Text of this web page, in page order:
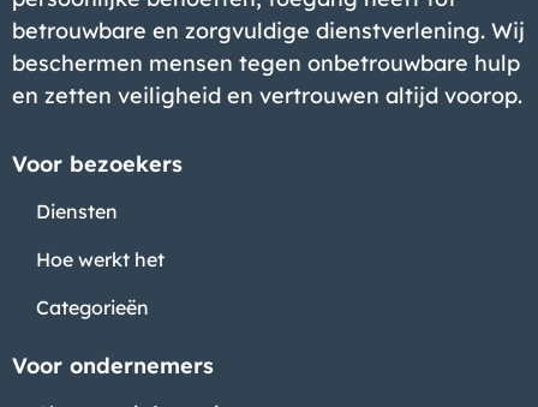
betrouwbare en zorgvuldige dienstverlening. Wij
beschermen mensen tegen onbetrouwbare hulp
en zetten veiligheid en vertrouwen altijd voorop.
Voor bezoekers
Diensten
Hoe werkt het
Categorieën
Voor ondernemers